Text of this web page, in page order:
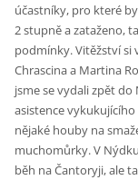
účastníky, pro které
2 stupně a zataženo,
podmínky. Vitěžství si
Chrascina a Martina
jsme se vydali zpět
asistence
nějaké houby na
muchomůrky. V
běh na Čantoryji, ale